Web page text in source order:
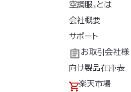
導入事例
共同開発
工場シミュレーシ
ョン
空調服🄬 とは
空調服 ®とは
開発秘話
会社概要
企業理念
会社概要
会社沿革
アクセス
サポート
よくあるご質問
不要なバッテリー
の回収について
お取引会社様
向け製品在庫表
楽天市場
載内容の誤りに関するお詫びと訂正